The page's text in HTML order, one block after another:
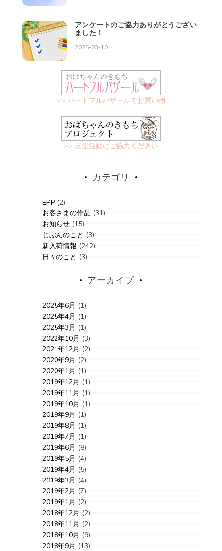
アンケートのご協力ありがとうござい
ました！
2025-03-10
>> ハートフルバザールでお買い物
>> 支援活動にご協力ください
カテゴリ
EPP (2)
お客さまの作品 (31)
お知らせ(15)
じぶんのこと (3)
新入荷情報 (242)
日々のこと (3)
アーカイブ
2025年6月 (1)
2025年4月 (1)
2025年3月 (1)
2022年10月 (3)
2021年12月 (2)
2020年9月 (2)
2020年1月 (1)
2019年12月 (1)
2019年11月 (1)
2019年10月 (1)
2019年9月 (1)
2019年8月 (1)
2019年7月 (1)
2019年6月 (8)
2019年5月 (4)
2019年4月 (5)
2019年3月 (4)
2019年2月 (7)
2019年1月 (2)
2018年12月 (2)
2018年11月 (2)
2018年10月 (9)
2018年9月 (13)